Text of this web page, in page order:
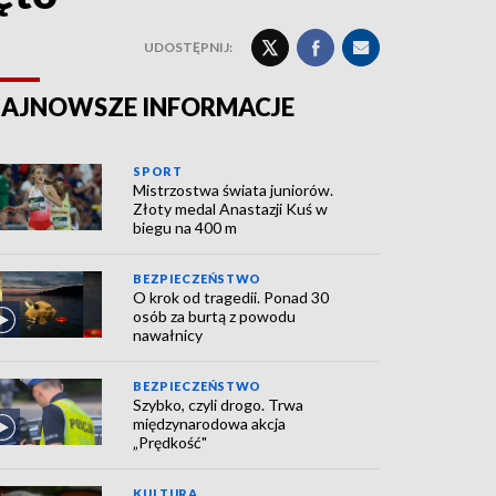
UDOSTĘPNIJ:
INFORMACJE
SPORT
Mistrzostwa świata juniorów.
Złoty medal Anastazji Kuś w
biegu na 400 m
BEZPIECZEŃSTWO
O krok od tragedii. Ponad 30
osób za burtą z powodu
nawałnicy
BEZPIECZEŃSTWO
Szybko, czyli drogo. Trwa
międzynarodowa akcja
„Prędkość"